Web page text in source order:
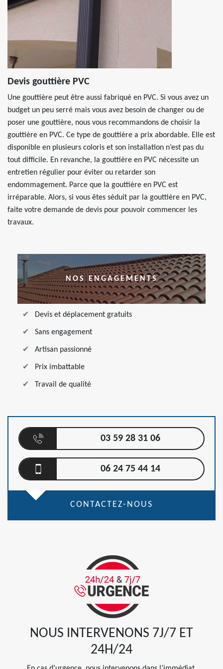
Devis gouttière PVC
Une gouttière peut être aussi fabriqué en PVC. Si vous avez un
budget un peu serré mais vous avez besoin de changer ou de
poser une gouttière, nous vous recommandons de choisir la
gouttière en PVC. Ce type de gouttière a prix abordable. Elle est
disponible en plusieurs coloris et son installation n’est pas du
tout difficile. En revanche, la gouttière en PVC nécessite un
entretien régulier pour éviter ou retarder son
endommagement. Parce que la gouttière en PVC est
irréparable. Alors, si vous êtes séduit par la gouttière en PVC,
faite votre demande de devis pour pouvoir commencer les
travaux.
NOS ENGAGEMENTS
Devis et déplacement gratuits
Sans engagement
Artisan passionné
Prix imbattable
Travail de qualité
03 59 28 31 06
06 24 75 44 14
CONTACTEZ-NOUS
NOUS INTERVENONS 7J/7 ET
24H/24